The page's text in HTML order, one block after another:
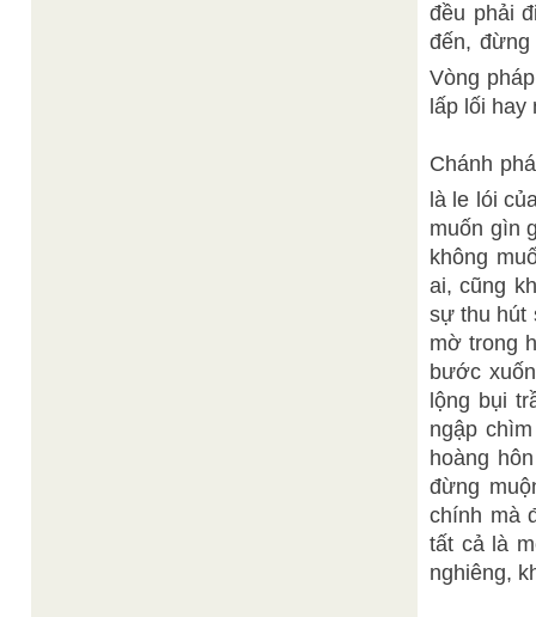
đều phải
đến,
Vòng
lấp lối
Chánh
là le lói
muốn gìn
không
ai, cũng
sự thu hút
mờ trong
bước
lộng bụi
ngập
hoàng
đừng
chính mà
tất cả là
nghiêng,